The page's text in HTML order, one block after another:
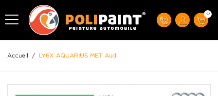
0
Accueil / LY6X AQUARIUS MET Audi